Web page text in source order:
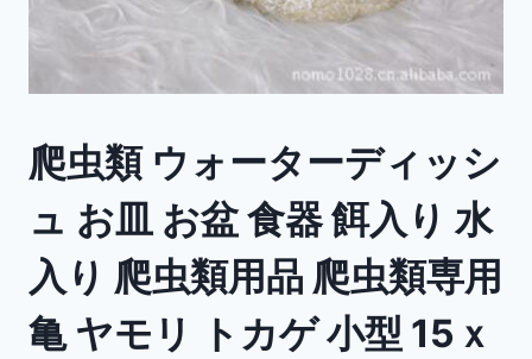
爬虫類 ウォーターディッシ
ュ お皿 お盆 食器 餌入り 水
入り 爬虫類用品 爬虫類専用
亀 ヤモリ トカゲ 小型 15ｘ